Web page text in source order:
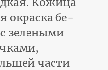
окраска бе­
зелеными
части